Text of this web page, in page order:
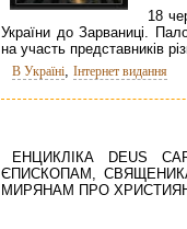
18
України до Зарваниці.
на участь представників
В Україні, Інтернет видання
ЕНЦИКЛІКА DEUS
ЄПИСКОПАМ,
МИРЯНАМ ПРО